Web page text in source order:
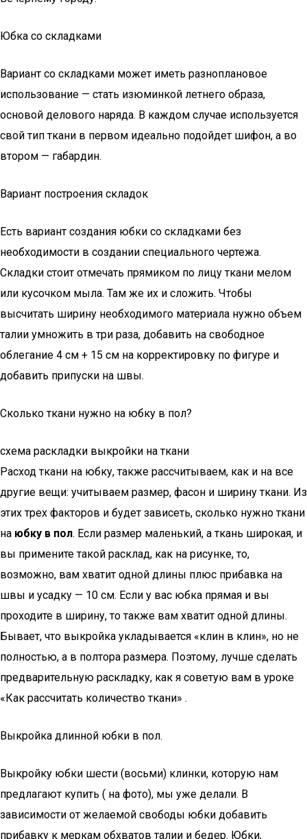
Юбка со складками
Вариант со складками может иметь разноплановое
использование — стать изюминкой летнего образа,
основой делового наряда. В каждом случае используется
свой тип ткани в первом идеально подойдет шифон, а во
втором — габардин.
Вариант построения складок
Есть вариант создания юбки со складками без
необходимости в создании специального чертежа.
Складки стоит отмечать прямиком по лицу ткани мелом
или кусочком мыла. Там же их и сложить. Чтобы
высчитать ширину необходимого материала нужно объем
талии умножить в три раза, добавить на свободное
облегание 4 см + 15 см на корректировку по фигуре и
добавить припуски на швы.
Сколько ткани нужно на юбку в пол?
схема раскладки выкройки на ткани
Расход ткани на юбку, также рассчитываем, как и на все
другие вещи: учитываем размер, фасон и ширину ткани. Из
этих трех факторов и будет зависеть, сколько нужно ткани
на юбку в пол. Если размер маленький, а ткань широкая, и
вы примените такой расклад, как на рисунке, то,
возможно, вам хватит одной длины плюс прибавка на
швы и усадку — 10 см. Если у вас юбка прямая и вы
проходите в ширину, то также вам хватит одной длины.
Бывает, что выкройка укладывается «клин в клин», но не
полностью, а в полтора размера. Поэтому, лучше сделать
предварительную раскладку, как я советую вам в уроке
«Как рассчитать количество ткани» .
Выкройка длинной юбки в пол.
Выкройку юбки шести (восьми) клинки, которую нам
предлагают купить ( на фото), мы уже делали. В
зависимости от желаемой свободы юбки добавить
прибавку к меркам обхватов талии и бедер. Юбки,